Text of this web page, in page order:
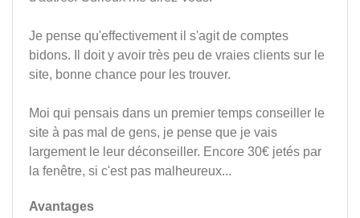
Je pense qu'effectivement il s'agit de comptes
bidons. Il doit y avoir très peu de vraies clients sur le
site, bonne chance pour les trouver.
Moi qui pensais dans un premier temps conseiller le
site à pas mal de gens, je pense que je vais
largement le leur déconseiller. Encore 30€ jetés par
la fenêtre, si c'est pas malheureux...
Avantages